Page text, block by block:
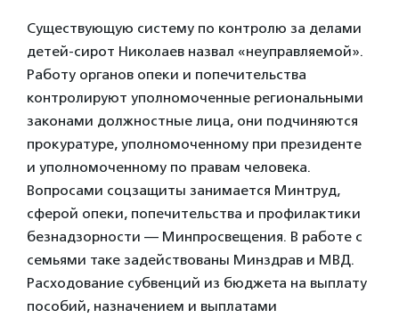
Существующую систему по контролю за делами
детей-сирот Николаев назвал «неуправляемой».
Работу органов опеки и попечительства
контролируют уполномоченные региональными
законами должностные лица, они подчиняются
прокуратуре, уполномоченному при президенте
и уполномоченному по правам человека.
Вопросами соцзащиты занимается Минтруд,
сферой опеки, попечительства и профилактики
безнадзорности — Минпросвещения. В работе с
семьями таке задействованы Минздрав и МВД.
Расходование субвенций из бюджета на выплату
пособий, назначением и выплатами